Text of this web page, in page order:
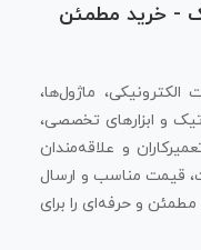
- خرید مطمئن
ماژول‌ها،
و ابزارهای تخصصی،
و علاقه‌مندان
قیمت مناسب و ارسال
و حرفه‌ای را برای